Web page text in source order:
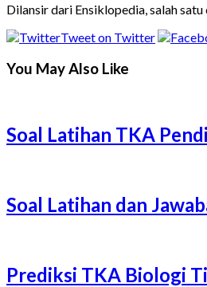
Dilansir dari Ensiklopedia, salah
Tweet on Twitter
You May Also Like
Soal Latihan TKA
Soal Latihan dan
Prediksi TKA Biologi